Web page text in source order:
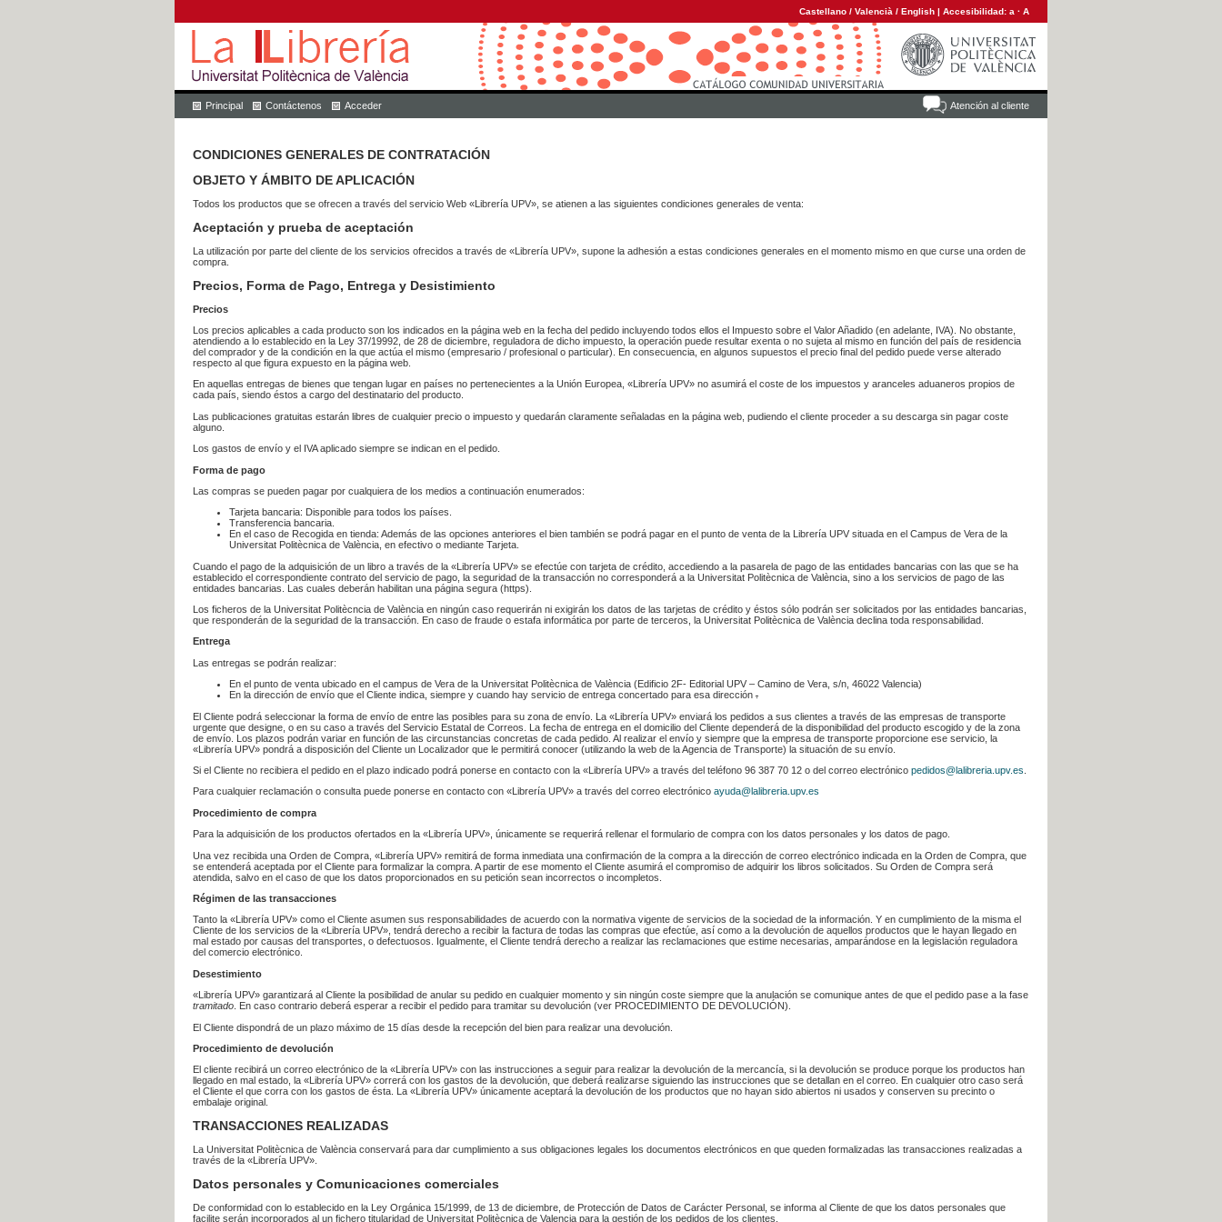
Castellano / Valencià / English | Accesibilidad: a · A
Atención al cliente
Principal Contáctenos Acceder
CONDICIONES GENERALES DE CONTRATACIÓN
OBJETO Y ÁMBITO DE APLICACIÓN
Todos los productos que se ofrecen a través del servicio Web «Librería UPV», se atienen a las siguientes condiciones generales de venta:
Aceptación y prueba de aceptación
La utilización por parte del cliente de los servicios ofrecidos a través de «Librería UPV», supone la adhesión a estas condiciones generales en el momento mismo en que curse una orden de
compra.
Precios, Forma de Pago, Entrega y Desistimiento
Precios
Los precios aplicables a cada producto son los indicados en la página web en la fecha del pedido incluyendo todos ellos el Impuesto sobre el Valor Añadido (en adelante, IVA). No obstante,
atendiendo a lo establecido en la Ley 37/19992, de 28 de diciembre, reguladora de dicho impuesto, la operación puede resultar exenta o no sujeta al mismo en función del país de residencia
del comprador y de la condición en la que actúa el mismo (empresario / profesional o particular). En consecuencia, en algunos supuestos el precio final del pedido puede verse alterado
respecto al que figura expuesto en la página web.
En aquellas entregas de bienes que tengan lugar en países no pertenecientes a la Unión Europea, «Librería UPV» no asumirá el coste de los impuestos y aranceles aduaneros propios de
cada país, siendo éstos a cargo del destinatario del producto.
Las publicaciones gratuitas estarán libres de cualquier precio o impuesto y quedarán claramente señaladas en la página web, pudiendo el cliente proceder a su descarga sin pagar coste
alguno.
Los gastos de envío y el IVA aplicado siempre se indican en el pedido.
Forma de pago
Las compras se pueden pagar por cualquiera de los medios a continuación enumerados:
Tarjeta bancaria: Disponible para todos los países.
Transferencia bancaria.
En el caso de Recogida en tienda: Además de las opciones anteriores el bien también se podrá pagar en el punto de venta de la Librería UPV situada en el Campus de Vera de la
Universitat Politècnica de València, en efectivo o mediante Tarjeta.
Cuando el pago de la adquisición de un libro a través de la «Librería UPV» se efectúe con tarjeta de crédito, accediendo a la pasarela de pago de las entidades bancarias con las que se ha
establecido el correspondiente contrato del servicio de pago, la seguridad de la transacción no corresponderá a la Universitat Politècnica de València, sino a los servicios de pago de las
entidades bancarias. Las cuales deberán habilitan una página segura (https).
Los ficheros de la Universitat Politècncia de València en ningún caso requerirán ni exigirán los datos de las tarjetas de crédito y éstos sólo podrán ser solicitados por las entidades bancarias,
que responderán de la seguridad de la transacción. En caso de fraude o estafa informática por parte de terceros, la Universitat Politècnica de València declina toda responsabilidad.
Entrega
Las entregas se podrán realizar:
En el punto de venta ubicado en el campus de Vera de la Universitat Politècnica de València (Edificio 2F- Editorial UPV – Camino de Vera, s/n, 46022 Valencia)
En la dirección de envío que el Cliente indica, siempre y cuando hay servicio de entrega concertado para esa dirección .
El Cliente podrá seleccionar la forma de envío de entre las posibles para su zona de envío. La «Librería UPV» enviará los pedidos a sus clientes a través de las empresas de transporte
urgente que designe, o en su caso a través del Servicio Estatal de Correos. La fecha de entrega en el domicilio del Cliente dependerá de la disponibilidad del producto escogido y de la zona
de envío. Los plazos podrán variar en función de las circunstancias concretas de cada pedido. Al realizar el envío y siempre que la empresa de transporte proporcione ese servicio, la
«Librería UPV» pondrá a disposición del Cliente un Localizador que le permitirá conocer (utilizando la web de la Agencia de Transporte) la situación de su envío.
Si el Cliente no recibiera el pedido en el plazo indicado podrá ponerse en contacto con la «Librería UPV» a través del teléfono 96 387 70 12 o del correo electrónico pedidos@lalibreria.upv.es
Para cualquier reclamación o consulta puede ponerse en contacto con «Librería UPV» a través del correo electrónico ayuda@lalibreria.upv.es
Procedimiento de compra
Para la adquisición de los productos ofertados en la «Librería UPV», únicamente se requerirá rellenar el formulario de compra con los datos personales y los datos de pago.
Una vez recibida una Orden de Compra, «Librería UPV» remitirá de forma inmediata una confirmación de la compra a la dirección de correo electrónico indicada en la Orden de Compra, que
se entenderá aceptada por el Cliente para formalizar la compra. A partir de ese momento el Cliente asumirá el compromiso de adquirir los libros solicitados. Su Orden de Compra será
atendida, salvo en el caso de que los datos proporcionados en su petición sean incorrectos o incompletos.
Régimen de las transacciones
Tanto la «Librería UPV» como el Cliente asumen sus responsabilidades de acuerdo con la normativa vigente de servicios de la sociedad de la información. Y en cumplimiento de la misma el
Cliente de los servicios de la «Librería UPV», tendrá derecho a recibir la factura de todas las compras que efectúe, así como a la devolución de aquellos productos que le hayan llegado en
mal estado por causas del transportes, o defectuosos. Igualmente, el Cliente tendrá derecho a realizar las reclamaciones que estime necesarias, amparándose en la legislación reguladora
del comercio electrónico.
Desestimiento
«Librería UPV» garantizará al Cliente la posibilidad de anular su pedido en cualquier momento y sin ningún coste siempre que la anulación se comunique antes de que el pedido pase a la fase
tramitado . En caso contrario deberá esperar a recibir el pedido para tramitar su devolución (ver PROCEDIMIENTO DE DEVOLUCIÓN).
El Cliente dispondrá de un plazo máximo de 15 días desde la recepción del bien para realizar una devolución.
Procedimiento de devolución
El cliente recibirá un correo electrónico de la «Librería UPV» con las instrucciones a seguir para realizar la devolución de la mercancía, si la devolución se produce porque los productos han
llegado en mal estado, la «Librería UPV» correrá con los gastos de la devolución, que deberá realizarse siguiendo las instrucciones que se detallan en el correo. En cualquier otro caso será
el Cliente el que corra con los gastos de ésta. La «Librería UPV» únicamente aceptará la devolución de los productos que no hayan sido abiertos ni usados y conserven su precinto o
embalaje original.
TRANSACCIONES REALIZADAS
La Universitat Politècnica de València conservará para dar cumplimiento a sus obligaciones legales los documentos electrónicos en que queden formalizadas las transacciones realizadas a
través de la «Librería UPV».
Datos personales y Comunicaciones comerciales
De conformidad con lo establecido en la Ley Orgánica 15/1999, de 13 de diciembre, de Protección de Datos de Carácter Personal, se informa al Cliente de que los datos personales que
facilite serán incorporados al un fichero titularidad de Universitat Politècnica de Valencia para la gestión de los pedidos de los clientes.